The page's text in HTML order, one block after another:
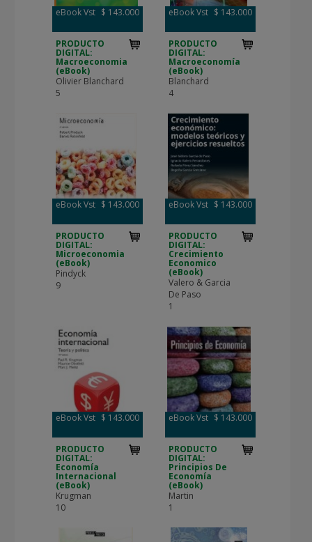
eBook Vst $ 143.000
PRODUCTO
DIGITAL:
Macroeconomia
(eBook)
Olivier Blanchard
5
eBook Vst $ 143.000
PRODUCTO
DIGITAL:
Macroeconomía
(eBook)
Blanchard
4
eBook Vst $ 143.000
PRODUCTO
DIGITAL:
Microeconomia
(eBook)
Pindyck
9
eBook Vst $ 143.000
PRODUCTO
DIGITAL:
Crecimiento
Economico
(eBook)
Valero & Garcia
De Paso
1
eBook Vst $ 143.000
PRODUCTO
DIGITAL:
Economía
Internacional
(eBook)
Krugman
10
eBook Vst $ 143.000
PRODUCTO
DIGITAL:
Principios De
Economía
(eBook)
Martin
1